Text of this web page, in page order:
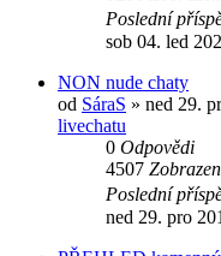
Poslední
sob 04. led
NON nude chaty
od SáraS » ned 29.
livechatu
0 Odpovědi
4507
Poslední
ned 29. pro